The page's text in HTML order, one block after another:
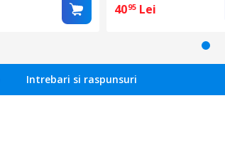
4095 Lei
Intrebari si raspunsuri